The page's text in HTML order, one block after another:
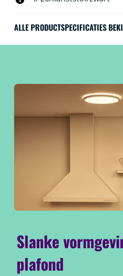
De lampen zijn uiteraard te
ALLE PRODUCTSPECIFICATIES
Slanke
plafond